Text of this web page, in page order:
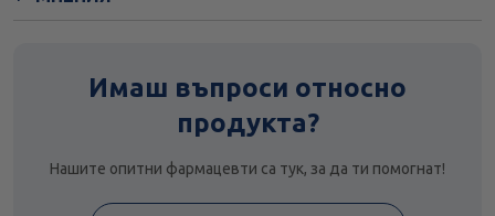
Имаш въпроси относно
продукта?
Нашите опитни фармацевти са тук, за да ти помогнат!